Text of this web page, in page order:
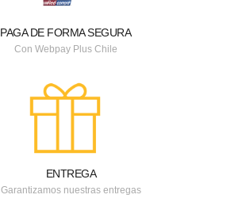
PAGA DE FORMA SEGURA
Con Webpay Plus Chile
ENTREGA
Garantizamos nuestras entregas